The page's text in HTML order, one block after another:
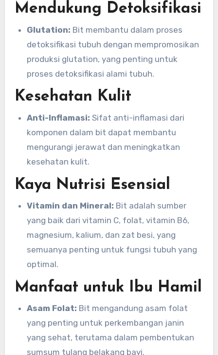
Mendukung Detoksifikasi
Glutation: Bit membantu dalam proses
detoksifikasi tubuh dengan mempromosikan
produksi glutation, yang penting untuk
proses detoksifikasi alami tubuh.
Kesehatan Kulit
Anti-Inflamasi: Sifat anti-inflamasi dari
komponen dalam bit dapat membantu
mengurangi jerawat dan meningkatkan
kesehatan kulit.
Kaya Nutrisi Esensial
Vitamin dan Mineral: Bit adalah sumber
yang baik dari vitamin C, folat, vitamin B6,
magnesium, kalium, dan zat besi, yang
semuanya penting untuk fungsi tubuh yang
optimal.
Manfaat untuk Ibu Hamil
Asam Folat: Bit mengandung asam folat
yang penting untuk perkembangan janin
yang sehat, terutama dalam pembentukan
sumsum tulang belakang bayi.